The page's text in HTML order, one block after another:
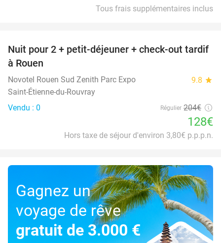
Tous frais supplémentaires inclus
37%
Nuit pour 2 + petit-déjeuner + check-out tardif
à Rouen
Novotel Rouen Sud Zenith Parc Expo 9.8 star
Saint-Étienne-du-Rouvray
Vendu : 0
Régulier 204€
128€
Hors taxe de séjour d'environ 3,80€ p.p.p.n.
Gagnez un
voyage de rêve
gratuit de 3.000 €